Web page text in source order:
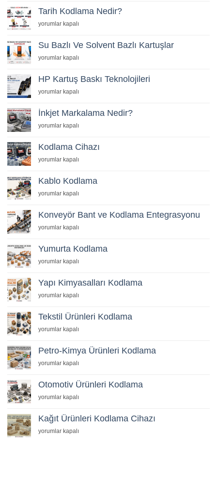
Nedir?
Tarih Kodlama Nedir?
Tarih
Nedir?
yorumlar kapalı
Su Bazlı Ve Solvent Bazlı Kartuşlar
Su
Ve
Bazlı
için
yorumlar kapalı
HP Kartuş Baskı Teknolojileri
HP
Baskı
Teknolojileri
için
yorumlar kapalı
İnkjet Markalama Nedir?
İnkjet
Nedir?
yorumlar kapalı
Kodlama Cihazı
Kodlama
için
yorumlar kapalı
Kablo Kodlama
Kablo
için
yorumlar kapalı
Konveyör Bant ve Kodlama Entegrasyonu
Konveyör
ve
Entegrasyonu
yorumlar kapalı
Yumurta Kodlama
Yumurta
için
yorumlar kapalı
Yapı Kimyasalları Kodlama
Yapı
Kodlama
yorumlar kapalı
Tekstil Ürünleri Kodlama
Tekstil
Kodlama
yorumlar kapalı
Petro-Kimya Ürünleri Kodlama
Petro-
Ürünleri
için
yorumlar kapalı
Otomotiv Ürünleri Kodlama
Otomotiv
Kodlama
yorumlar kapalı
Kağıt Ürünleri Kodlama Cihazı
Kağıt
yorumlar kapalı